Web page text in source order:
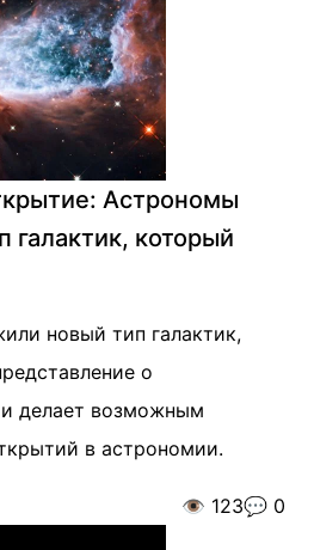
Астрономы
галактик, который
новый тип галактик,
о
делает возможным
в астрономии.
👁️ 123💬 0